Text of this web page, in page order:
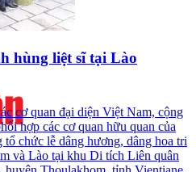
hùng liệt sĩ tại Lào
cơ quan đại diện Việt Nam, cộng
hợp các cơ quan hữu quan của
chức lễ dâng hương, dâng hoa tri
và Lào tại khu Di tích Liên quân